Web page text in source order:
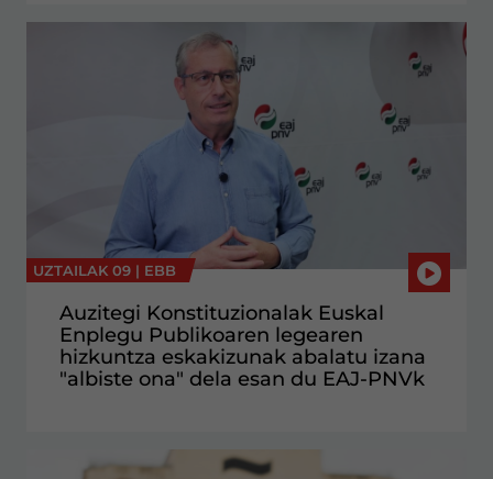
UZTAILAK 09 | EBB
Auzitegi Konstituzionalak Euskal
Enplegu Publikoaren legearen
hizkuntza eskakizunak abalatu izana
"albiste ona" dela esan du EAJ-PNVk